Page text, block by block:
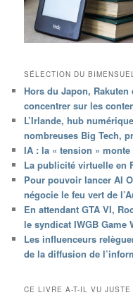
SÉLECTION DU
Hors du Japon,
concentrer sur les
L’Irlande, hub
nombreuses Big Tech,
IA : la « tension » monte
La publicité virtuelle en
Pour pouvoir lancer AI
négocie le feu vert de
En attendant GTA VI,
le syndicat IWGB Game
Les influenceurs
de la diffusion de
CE LIVRE A-T-IL VU JUSTE